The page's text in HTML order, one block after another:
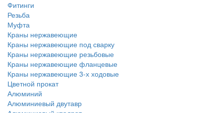
Фитинги
Резьба
Муфта
Краны нержавеющие
Краны нержавеющие под сварку
Краны нержавеющие резьбовые
Краны нержавеющие фланцевые
Краны нержавеющие 3-х ходовые
Цветной прокат
Алюминий
Алюминиевый двутавр